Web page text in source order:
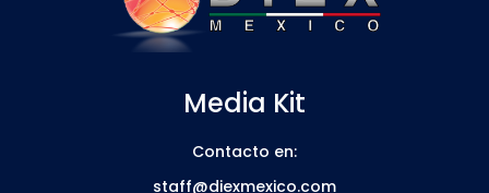
Media Kit
Contacto en:
staff@diexmexico.com